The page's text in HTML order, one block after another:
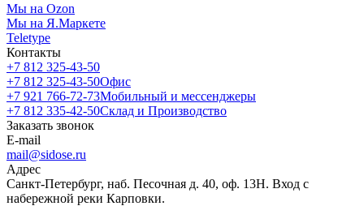
Мы на Ozon
Мы на Я.Маркете
Teletype
Контакты
+7 812 325-43-50
+7 812 325-43-50Офис
+7 921 766-72-73Мобильный и мессенджеры
+7 812 335-42-50Склад и Производство
Заказать звонок
E-mail
mail@sidose.ru
Адрес
Санкт-Петербург, наб. Песочная д. 40, оф. 13Н. Вход с
набережной реки Карповки.